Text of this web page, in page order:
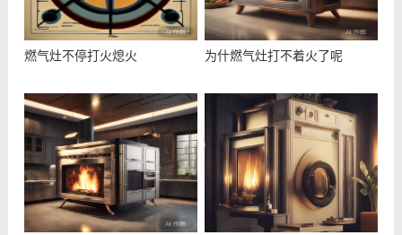
燃气灶不停打火熄火 为什燃气灶打不着火了呢